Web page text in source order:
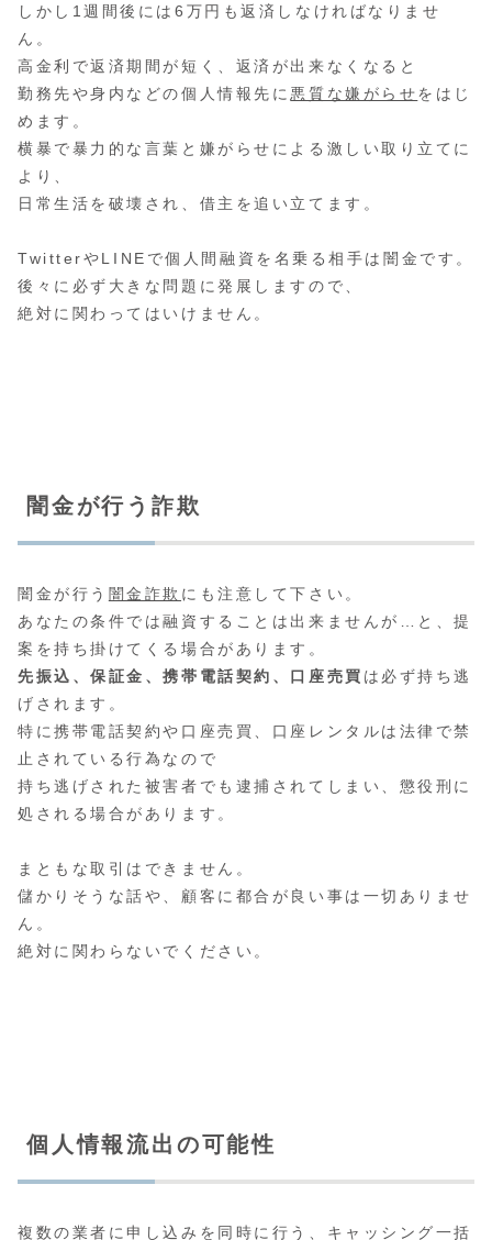
しかし1週間後には6万円も返済しなければなりませ
ん。
高金利で返済期間が短く、返済が出来なくなると
勤務先や身内などの個人情報先に 悪質な嫌がらせをはじ
めます。
横暴で暴力的な言葉と嫌がらせによる激しい取り立てに
より、
日常生活を破壊され、借主を追い立てます。
TwitterやLINEで個人間融資を名乗る相手は闇金です。
後々に必ず大きな問題に発展しますので、
絶対に関わってはいけません。
闇金が行う詐欺
闇金が行う 闇金詐欺 にも注意して下さい。
あなたの条件では融資することは出来ませんが…と、提
案を持ち掛けてくる場合があります。
先振込、保証金、携帯電話契約、口座売買 は必ず持ち逃
げされます。
特に携帯電話契約や口座売買、口座レンタルは法律で禁
止されている行為なので
持ち逃げされた被害者でも逮捕されてしまい、懲役刑に
処される場合があります。
まともな取引はできません。
儲かりそうな話や、顧客に都合が良い事は一切ありませ
ん。
絶対に関わらないでください。
個人情報流出の可能性
複数の業者に申し込みを同時に行う、キャッシング一括